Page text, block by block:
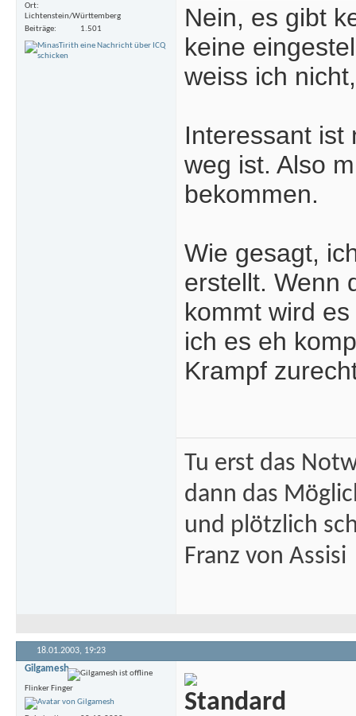
Ort
Lichtenstein/Württemberg
Beiträge
1.501
Nein, es gibt
keine
weiss ich
Interessant ist
weg ist. Also
bekommen.
Wie gesagt,
erstellt. Wenn
kommt wird
ich es eh
Krampf
Tu erst das
dann das
und plötzlich
Franz von Assisi
18.01.2003, 19:23
Gilgamesh
Flinker Finger